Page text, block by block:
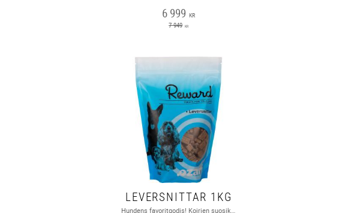
6 999 KR
7 949 KR
LEVERSNITTAR 1KG
Hundens favoritgodis! Koirien suosikkiherkku!